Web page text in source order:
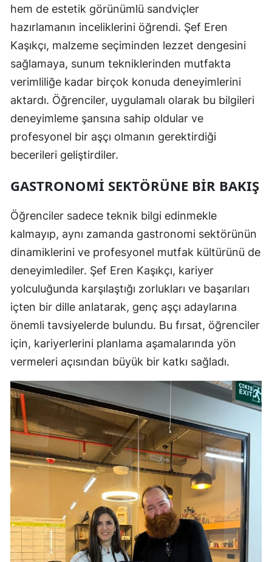
hem de estetik görünümlü sandviçler
hazırlamanın inceliklerini öğrendi. Şef Eren
Kaşıkçı, malzeme seçiminden lezzet dengesini
sağlamaya, sunum tekniklerinden mutfakta
verimliliğe kadar birçok konuda deneyimlerini
aktardı. Öğrenciler, uygulamalı olarak bu bilgileri
deneyimleme şansına sahip oldular ve
profesyonel bir aşçı olmanın gerektirdiği
becerileri geliştirdiler.
GASTRONOMI SEKTÖRÜNE BIR BAKIŞ
Öğrenciler sadece teknik bilgi edinmekle
kalmayıp, aynı zamanda gastronomi sektörünün
dinamiklerini ve profesyonel mutfak kültürünü de
deneyimlediler. Şef Eren Kaşıkçı, kariyer
yolculuğunda karşılaştığı zorlukları ve başarıları
içten bir dille anlatarak, genç aşçı adaylarına
önemli tavsiyelerde bulundu. Bu fırsat, öğrenciler
için, kariyerlerini planlama aşamalarında yön
vermeleri açısından büyük bir katkı sağladı.